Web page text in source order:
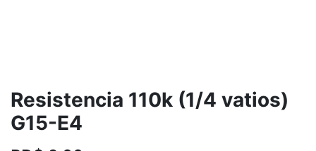
Resistencia 110k (1/4 vatios)
G15-E4